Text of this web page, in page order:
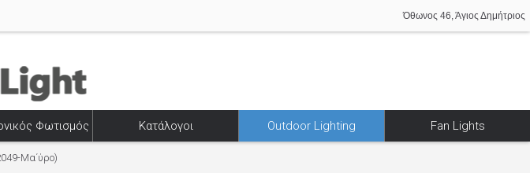
Όθωνος 46, Άγιος Δημήτριος
Φωτισμός Κατάλογοι Outdoor Lighting Fan Lights
Μα΄ύρο)